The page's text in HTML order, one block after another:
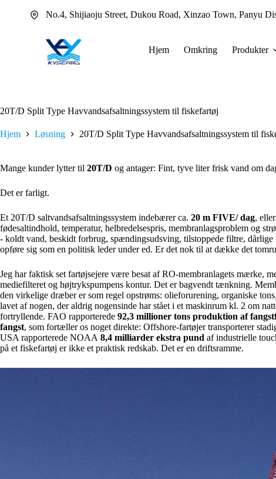
No.4, Shijiaoju Street, Dukou Road, Xinzao Town, Panyu
Hjem Omkring Produkter
20T/D Split Type Havvandsafsaltningssystem til fiskefartøj
Hjem Løsning 20T/D Split Type Havvandsafsaltningssystem til
Mange kunder lytter til 20T/D og antager: Fint, tyve liter frisk vand om
Det er farligt.
Et 20T/D saltvandsafsaltningssystem indebærer ca. 20 m FIVE/ dag,
fødesaltindhold, temperatur, helbredelsespris, membranlagsproblem og
- koldt vand, beskidt forbrug, spændingsudsving, tilstoppede filtre,
opføre sig som en politisk leder under ed. Er det nok til at dække det
Jeg har faktisk set fartøjsejere være besat af RO-membranlagets mærke,
mediefilteret og højtrykspumpens kontur. Det er bagvendt tænkning.
den virkelige dræber er som regel opstrøms: olieforurening, organiske
lavet af nogen, der aldrig nogensinde har stået i et maskinrum kl. 2 om
fortryllende. FAO rapporterede 92,3 millioner tons produktion af
fangst, som fortæller os noget direkte: Offshore-fartøjer transporterer
USA rapporterede NOAA 8,4 milliarder ekstra pund af industrielle
på et fiskefartøj er ikke et praktisk redskab. Det er en driftsramme.